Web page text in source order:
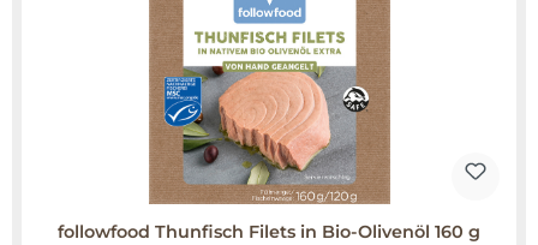
followfood Thunfisch Filets in Bio-Olivenöl 160 g